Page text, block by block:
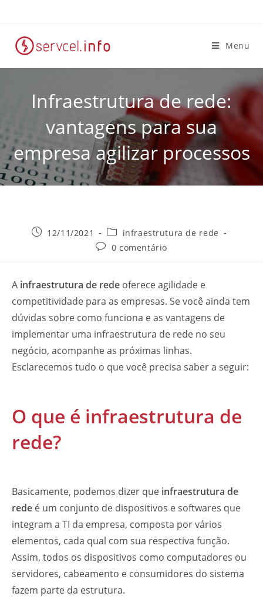
Menu
Infraestrutura de rede:
vantagens para sua
empresa agilizar processos
12/11/2021
infraestrutura de rede
0 comentário
A infraestrutura de rede oferece agilidade e
competitividade para as empresas. Se você ainda tem
dúvidas sobre como funciona e as vantagens de
implementar uma infraestrutura de rede no seu
negócio, acompanhe as próximas linhas.
Esclarecemos tudo o que você precisa saber a seguir:
O que é infraestrutura de
rede?
Basicamente, podemos dizer que infraestrutura de
rede é um conjunto de dispositivos e softwares que
integram a TI da empresa, composta por vários
elementos, cada qual com sua respectiva função.
Assim, todos os dispositivos como computadores ou
servidores, cabeamento e consumidores do sistema
fazem parte da estrutura.